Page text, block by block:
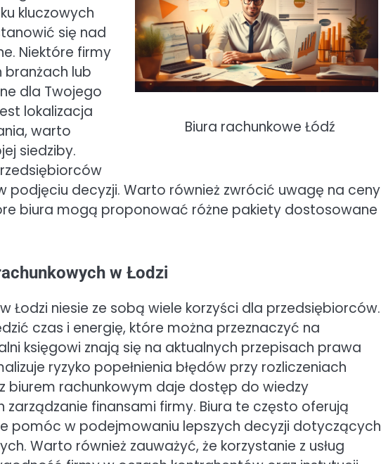
Biura rachunkowe Łódź
kluczowych
się nad
Niektóre firmy
lub
dla Twojego
lokalizacja
warto
siedziby.
podjęciu decyzji. Warto również zwrócić uwagę na ceny
biura mogą proponować różne pakiety dostosowane
w Łodzi
Łodzi niesie ze sobą wiele korzyści dla przedsiębiorców.
czas i energię, które można przeznaczyć na
księgowi znają się na aktualnych przepisach prawa
ryzyko popełnienia błędów przy rozliczeniach
biurem rachunkowym daje dostęp do wiedzy
zarządzanie finansami firmy. Biura te często oferują
pomóc w podejmowaniu lepszych decyzji dotyczących
Warto również zauważyć, że korzystanie z usług